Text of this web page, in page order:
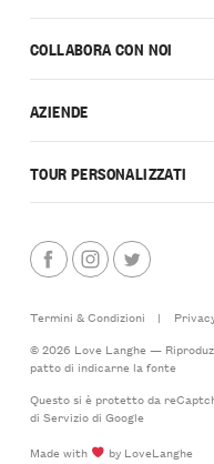
COLLABORA CON NOI
AZIENDE
TOUR PERSONALIZZATI
Termini & Condizioni |
© 2026 Love Langhe —
patto di indicarne la fonte
Questo si è protetto da
di Serviziodi Google
Made with
by LoveLanghe